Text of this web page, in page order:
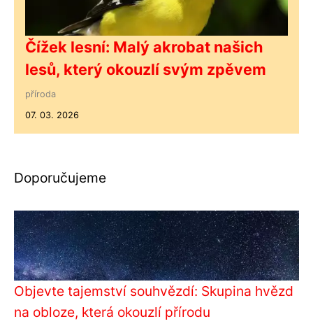
Čížek lesní: Malý akrobat našich
lesů, který okouzlí svým zpěvem
příroda
07. 03. 2026
Doporučujeme
Objevte tajemství souhvězdí: Skupina hvězd
na obloze, která okouzlí přírodu